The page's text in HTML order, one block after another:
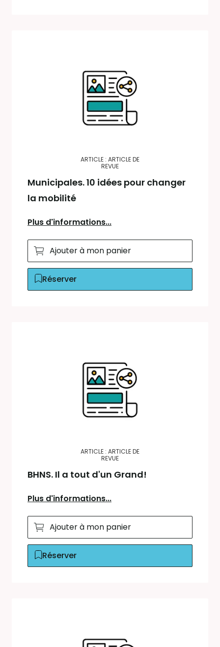
ARTICLE : ARTICLE DE
REVUE
Municipales. 10 idées pour changer
la mobilité
Plus d'informations...
Ajouter à mon panier
Réserver
ARTICLE : ARTICLE DE
REVUE
BHNS. Il a tout d'un Grand!
Plus d'informations...
Ajouter à mon panier
Réserver